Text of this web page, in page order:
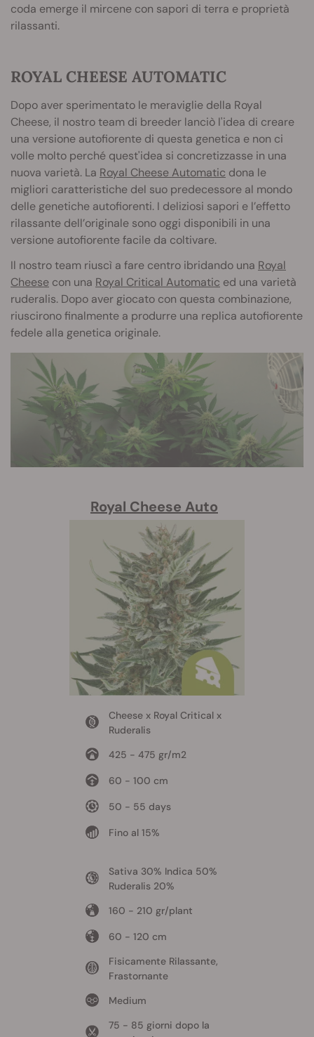
coda emerge il mircene con sapori di terra e proprietà
rilassanti.
ROYAL CHEESE AUTOMATIC
Dopo aver sperimentato le meraviglie della Royal
Cheese, il nostro team di breeder lanciò l'idea di creare
una versione autofiorente di questa genetica e non ci
volle molto perché quest'idea si concretizzasse in una
nuova varietà. La Royal Cheese Automatic dona le
migliori caratteristiche del suo predecessore al mondo
delle genetiche autofiorenti. I deliziosi sapori e l’effetto
rilassante dell’originale sono oggi disponibili in una
versione autofiorente facile da coltivare.
Il nostro team riuscì a fare centro ibridando una Royal
Cheese con una Royal Critical Automatic ed una varietà
ruderalis. Dopo aver giocato con questa combinazione,
riuscirono finalmente a produrre una replica autofiorente
fedele alla genetica originale.
Royal Cheese Auto
Cheese x Royal Critical x
Ruderalis
425 - 475 gr/m2
60 - 100 cm
50 - 55 days
Fino al 15%
Sativa 30% Indica 50%
Ruderalis 20%
160 - 210 gr/plant
60 - 120 cm
Fisicamente Rilassante,
Frastornante
Medium
75 - 85 giorni dopo la